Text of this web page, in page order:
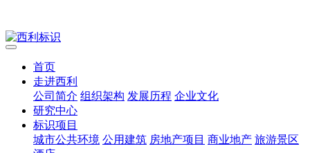
首页
走进西利
公司简介 组织架构 发展历程 企业文化
研究中心
标识项目
城市公共环境 公用建筑 房地产项目 商业地产 旅游景区